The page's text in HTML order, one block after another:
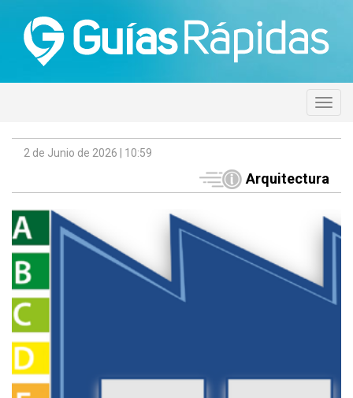
2 de Junio de 2026 | 10:59
Arquitectura